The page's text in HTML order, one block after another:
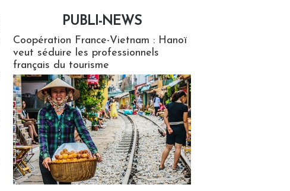
PUBLI-NEWS
Coopération France-Vietnam : Hanoï
veut séduire les professionnels
français du tourisme